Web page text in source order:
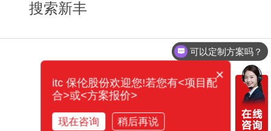
搜索新丰
可以定制方案吗？
×
itc 保伦股份欢迎您!若您有<项目配
合>或<方案报价>
现在咨询 稍后再说